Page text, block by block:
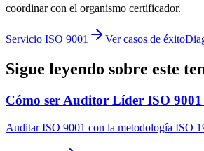
coordinar con el organismo certificador.
Servicio ISO 9001 Ver casos de éxito
Sigue leyendo sobre este
Cómo ser Auditor Líder ISO 9001
Auditar ISO 9001 con la metodología ISO